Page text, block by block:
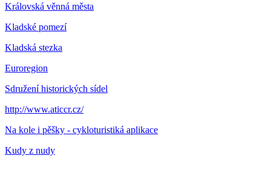
Královská věnná města
Kladské pomezí
Kladská stezka
Euroregion
Sdružení historických sídel
http://www.aticcr.cz/
Na kole i pěšky - cykloturistiká aplikace
Kudy z nudy